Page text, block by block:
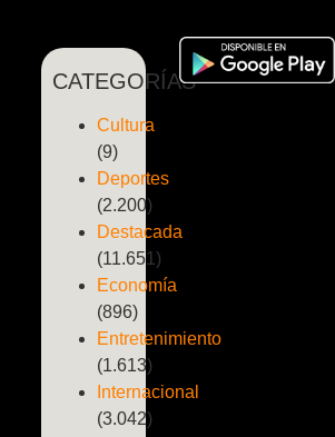
CATEGORÍAS
Cultura
(9)
Deportes
(2.200)
Destacada
(11.651)
Economía
(896)
Entretenimiento
(1.613)
Internacional
(3.042)